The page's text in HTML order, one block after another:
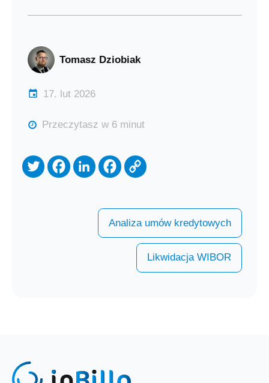
Tomasz Dziobiak
17. lut 2026
Przeczytasz w 6 minut
Analiza umów kredytowych
Likwidacja WIBOR